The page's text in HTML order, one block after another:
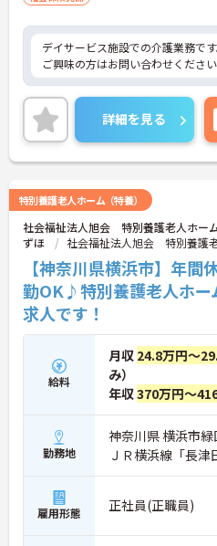
デイサービス施設での介護業務です
ご興味の方はお問い合わせください
詳細を見る
特別養護老人ホーム（特養）
社会福祉法人旭会 特別養護老人ホ
ずほ
社会福祉法人旭会 特別養護
【神奈川県横浜市】年
勤OK♪特別養護老人ホー
求人です！
給料
月収 24.8万円～
み）
年収370万円～
勤務地
神奈川県 横浜市
ＪＲ横浜線「長
雇用形態 正社員(正職員)